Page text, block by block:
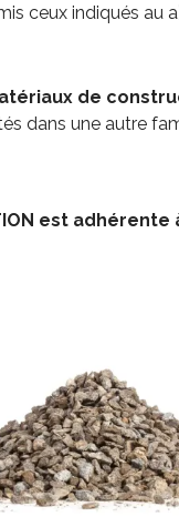
ceux indiqués au
de
dans une autre
est adhérente